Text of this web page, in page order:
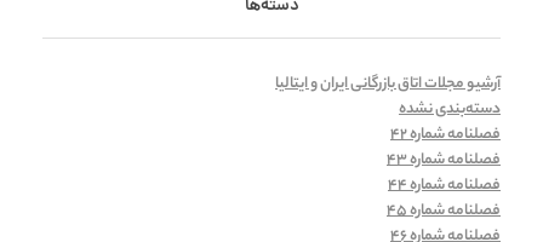
دسته‌ها
آرشیو مجلات اتاق بازرگانی ایران و ایتالیا
دسته‌بندی نشده
فصلنامه شماره 42
فصلنامه شماره 43
فصلنامه شماره 44
فصلنامه شماره 45
فصلنامه شماره 46